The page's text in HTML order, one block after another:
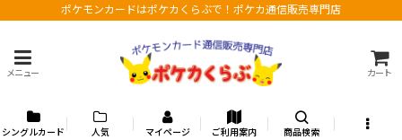
ポケモンカードはポケカくらぶで！ポケカ通信販売専門店
メニュー カート
シングルカード 人気 マイページ ご利用案内 商品検索